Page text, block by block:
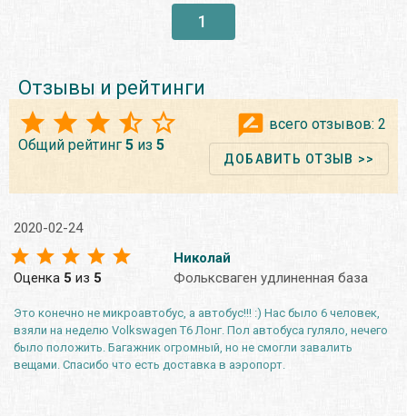
1
Отзывы и рейтинги
Общий рейтинг 5 из 5
всего отзывов: 2
ДОБАВИТЬ ОТЗЫВ >>
2020-02-24
Оценка 5 из 5
Николай
Фольксваген удлиненная база
Это конечно не микроавтобус, а автобус!!! :) Нас было 6 человек,
взяли на неделю Volkswagen T6 Лонг. Пол автобуса гуляло, нечего
было положить. Багажник огромный, но не смогли завалить
вещами. Спасибо что есть доставка в аэропорт.